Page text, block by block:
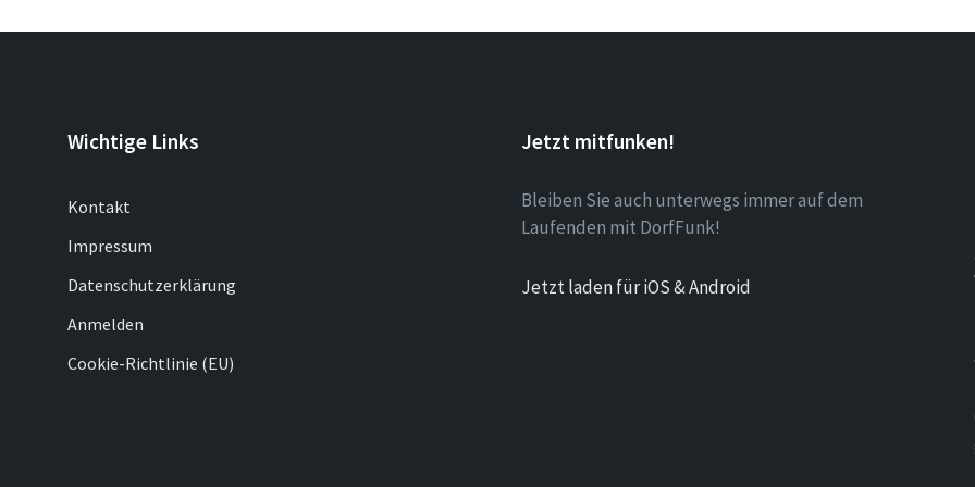
Wichtige Links
Kontakt
Impressum
Datenschutzerklärung
Anmelden
Cookie-Richtlinie (EU)
Jetzt mitfunken!
Bleiben Sie auch unterwegs immer auf dem
Laufenden mit DorfFunk!
Jetzt laden für iOS & Android